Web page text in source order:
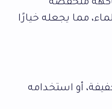
منخفضة
مما يجعله خيارًا
أو استخدامه